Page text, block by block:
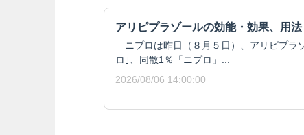
アリピプラゾールの効能・効果、用
ニプロは昨日（８月５日）、アリピプラ
ロ｣、同散1％「ニプロ」...
2026/08/06 14:00:00